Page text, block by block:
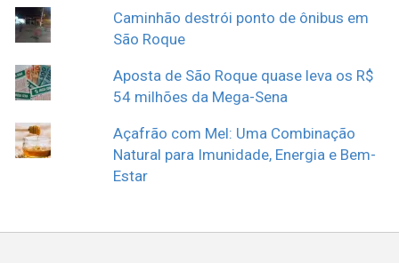
Caminhão destrói ponto de ônibus em
São Roque
Aposta de São Roque quase leva os R$
54 milhões da Mega-Sena
Açafrão com Mel: Uma Combinação
Natural para Imunidade, Energia e Bem-
Estar